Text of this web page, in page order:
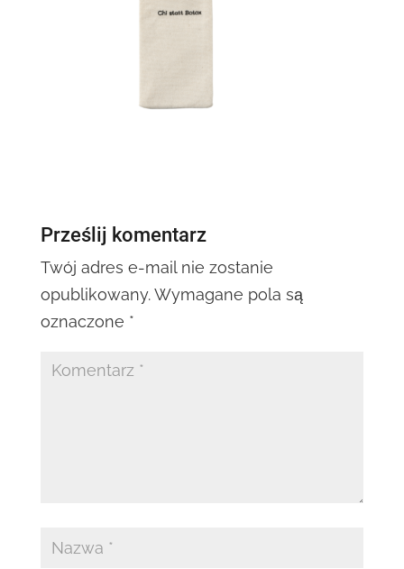
Prześlij komentarz
Twój adres e-mail nie zostanie
opublikowany. Wymagane pola są
oznaczone *